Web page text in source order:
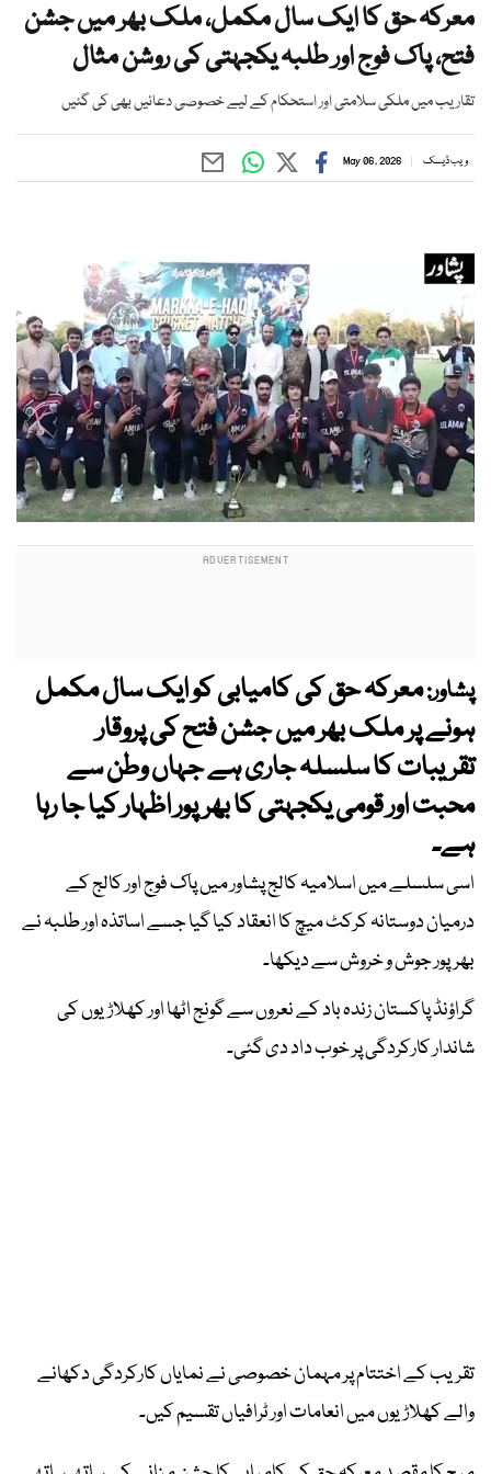
معرکہ حق کا ایک سال مکمل، ملک بھر میں جشن
فتح، پاک فوج اور طلبہ یکجہتی کی روشن مثال
تقاریب میں ملکی سلامتی اور استحکام کے لیے خصوصی دعائیں بھی کی گئیں
ویب ڈیسک May 06, 2026
پشاور:معرکہ حق کی کامیابی کو ایک سال مکمل
ہونے پر ملک بھر میں جشن فتح کی پروقار
تقریبات کا سلسلہ جاری ہے جہاں وطن سے
محبت اور قومی یکجہتی کا بھرپور اظہار کیا جا رہا
ہے۔
اسی سلسلے میں اسلامیہ کالج پشاور میں پاک فوج اور کالج کے
درمیان دوستانہ کرکٹ میچ کا انعقاد کیا گیا جسے اساتذہ اور طلبہ نے
بھرپور جوش و خروش سے دیکھا۔
گراؤنڈ پاکستان زندہ باد کے نعروں سے گونج اٹھا اور کھلاڑیوں کی
شاندار کارکردگی پر خوب داد دی گئی۔
تقریب کے اختتام پر مہمان خصوصی نے نمایاں کارکردگی دکھانے
والے کھلاڑیوں میں انعامات اور ٹرافیاں تقسیم کیں۔